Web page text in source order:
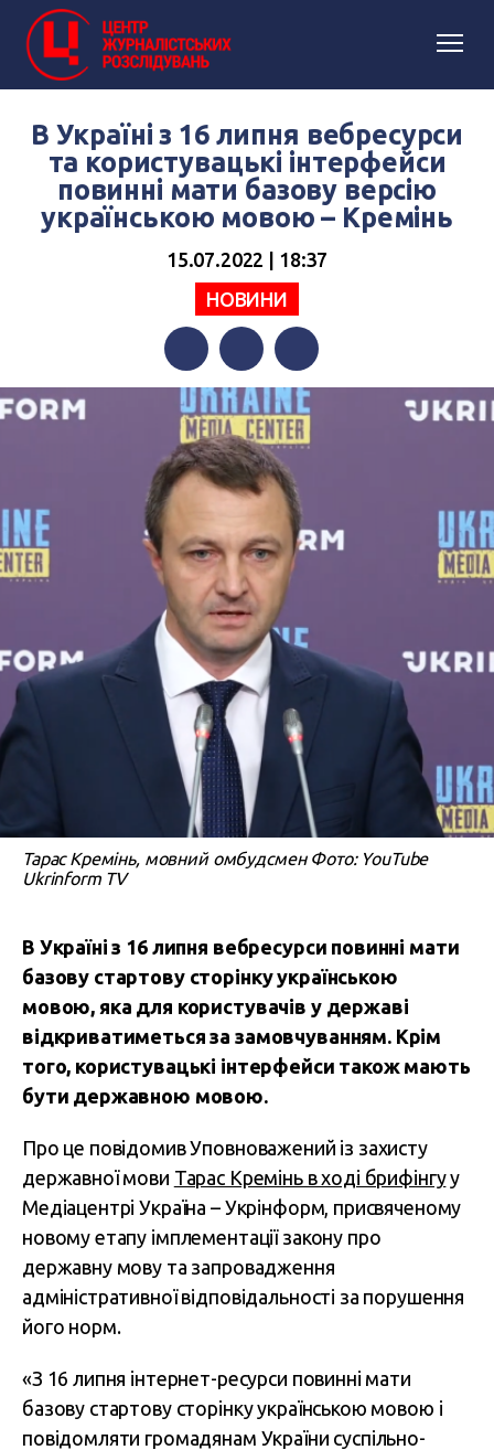
В Україні з 16 липня вебресурси
та користувацькі інтерфейси
повинні мати базову версію
українською мовою – Кремінь
15.07.2022 | 18:37
НОВИНИ
FacebookTwitterTelegram
Тарас Кремінь, мовний омбудсмен Фото: YouTube
Ukrinform TV
В Україні з 16 липня вебресурси повинні мати
базову стартову сторінку українською
мовою, яка для користувачів у державі
відкриватиметься за замовчуванням. Крім
того, користувацькі інтерфейси також мають
бути державною мовою.
Про це повідомив Уповноважений із захисту
державної мови Тарас Кремінь в ході брифінгуу
Медіацентрі Україна – Укрінформ, присвяченому
новому етапу імплементації закону про
державну мову та запровадження
адміністративної відповідальності за порушення
його норм.
«З 16 липня інтернет-ресурси повинні мати
базову стартову сторінку українською мовою і
повідомляти громадянам України суспільно-